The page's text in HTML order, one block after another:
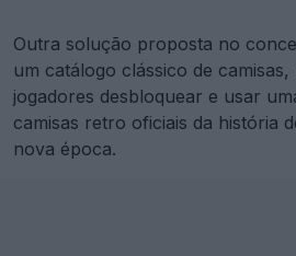
Outra solução proposta no
um catálogo clássico de
jogadores desbloquear e usar
camisas retro oficiais da história
nova época.